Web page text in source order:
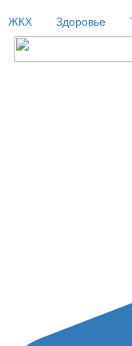
ЖКХ Здоровье